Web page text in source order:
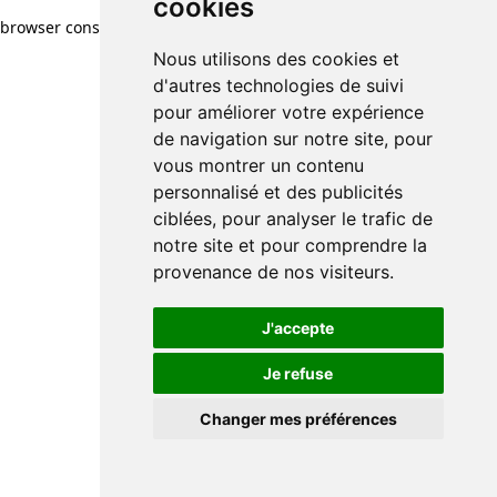
cookies
Nous utilisons des cookies et
d'autres technologies de suivi
pour améliorer votre expérience
de navigation sur notre site, pour
vous montrer un contenu
personnalisé et des publicités
ciblées, pour analyser le trafic de
notre site et pour comprendre la
provenance de nos visiteurs.
J'accepte
Je refuse
Changer mes préférences
browser console for more information)